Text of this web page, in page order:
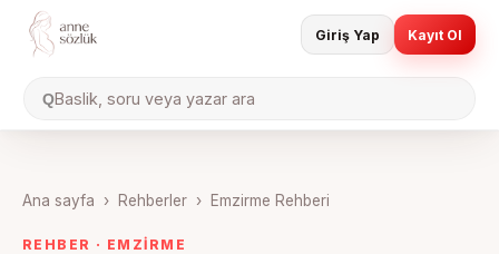
QBaslik, soru veya yazar ara
Giriş Yap Kayıt Ol
Ana sayfa › Rehberler › Emzirme Rehberi
REHBER · EMZİRME